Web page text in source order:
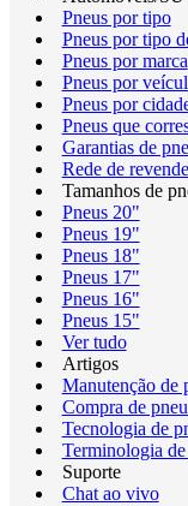
Pneus por tipo
Pneus por tipo
Pneus por marca
Pneus por
Pneus por
Pneus que
Garantias de
Rede de
Tamanhos de
Pneus 20"
Pneus 19"
Pneus 18"
Pneus 17"
Pneus 16"
Pneus 15"
Ver tudo
Artigos
Manutenção de
Compra de
Tecnologia de
Terminologia de
Suporte
Chat ao vivo